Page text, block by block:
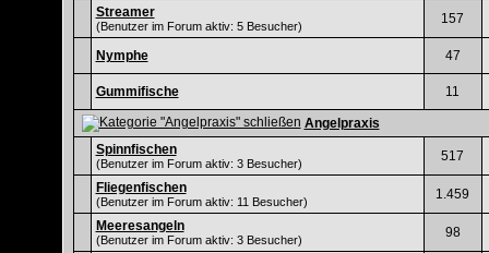
Streamer
(Benutzer im Forum aktiv: 5 Besucher) 157
Nymphe 47
Gummifische 11
Angelpraxis
Spinnfischen
(Benutzer im Forum aktiv: 3 Besucher) 517
Fliegenfischen
(Benutzer im Forum aktiv: 11 Besucher) 1.459
Meeresangeln
(Benutzer im Forum aktiv: 3 Besucher) 98